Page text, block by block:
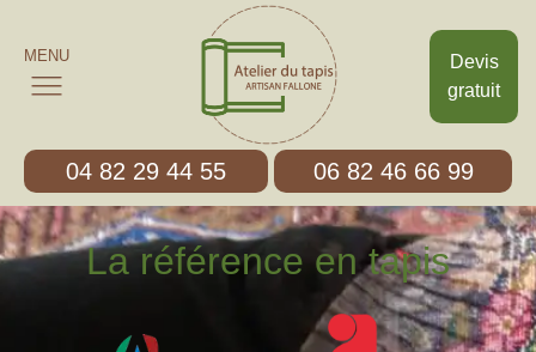
Devis
gratuit
MENU
04 82 29 44 55 06 82 46 66 99
La référence en tapis